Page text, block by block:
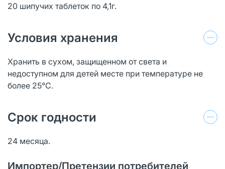
20 шипучих таблеток по 4,1г.
Условия хранения
Хранить в сухом, защищенном от света и
недоступном для детей месте при температуре не
более 25°С.
Срок годности
24 месяца.
Импортер/Претензии потребителей